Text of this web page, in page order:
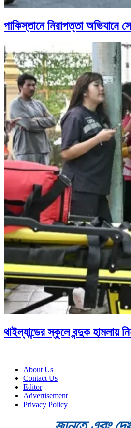
পাকিস্তানে নিরাপত্তা অভিযানে
থাইল্যান্ডের স্কুলে বন্দুক হামলায়
About Us
Contact Us
Editor
Advertisement
Privacy Policy